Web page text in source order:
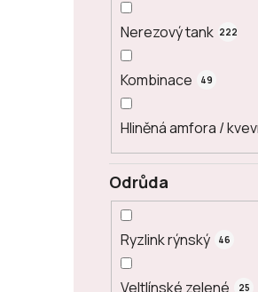
Odrůda
Ryzlink rýnský 46
Veltlínské zelené 25
Nerezový tank 222
Kombinace 49
Hliněná amfora /